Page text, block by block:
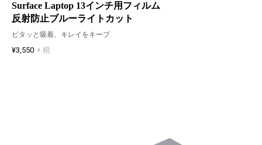
Surface Laptop 13インチ用フィルム
反射防止ブルーライトカット
ピタッと吸着、キレイをキープ
¥3,550 + 税